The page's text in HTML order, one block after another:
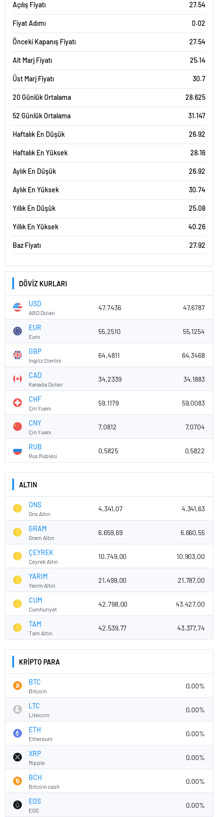
Açılış Fiyatı 27.54
Fiyat Adımı 0.02
Önceki Kapanış Fiyatı 27.54
Alt Marj Fiyatı 25.14
Üst Marj Fiyatı 30.7
20 Günlük Ortalama 28.625
52 Günlük Ortalama 31.147
Haftalık En Düşük 26.92
Haftalık En Yüksek 28.16
Aylık En Düşük 26.92
Aylık En Yüksek 30.74
Yıllık En Düşük 25.08
Yıllık En Yüksek 40.26
Baz Fiyatı 27.92
DÖVİZ KURLARI
USD
ABD Doları
47,7436 47,6787
EUR
Euro
55,2510 55,1254
GBP
İngiliz Sterlini
64,4811 64,3468
CAD
Kanada Doları
34,2339 34,1883
CHF
Çin Yuanı
59,1179 59,0083
CNY
Çin Yuanı
7,0812 7,0704
RUB
Rus Rublesi
0,5825 0,5822
ALTIN
ONS
Ons Altın
4.341,07 4.341,63
GRAM
Gram Altın
6.659,69 6.660,55
ÇEYREK
Çeyrek Altın
10.749,00 10.903,00
YARIM
Yarım Altın
21.499,00 21.787,00
CUM
Cumhuriyet
42.798,00 43.427,00
TAM
Tam Altın
42.539,77 43.377,74
KRİPTO PARA
BTC
Bitcoin
0.00%
LTC
Litecoin
0.00%
ETH
Ethereum
0.00%
XRP
Ripple
0.00%
BCH
Bitcoin cash
0.00%
EOS
EOS
0.00%